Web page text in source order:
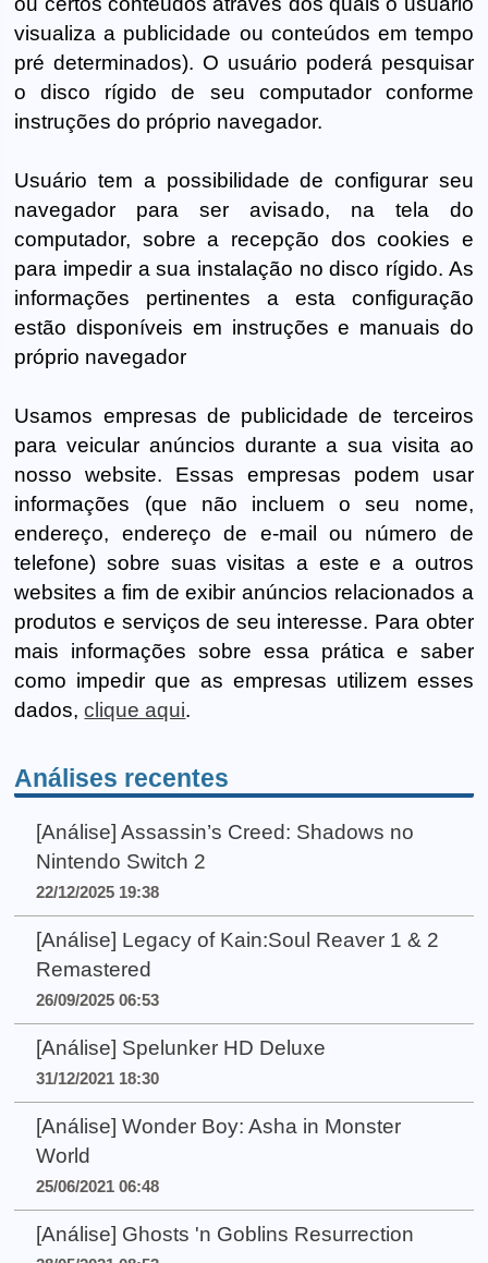
visualiza a publicidade ou conteúdos em tempo
pré determinados). O usuário poderá pesquisar
o disco rígido de seu computador conforme
instruções do próprio navegador.
Usuário tem a possibilidade de configurar seu
navegador para ser avisado, na tela do
computador, sobre a recepção dos cookies e
para impedir a sua instalação no disco rígido. As
informações pertinentes a esta configuração
estão disponíveis em instruções e manuais do
próprio navegador
Usamos empresas de publicidade de terceiros
para veicular anúncios durante a sua visita ao
nosso website. Essas empresas podem usar
informações (que não incluem o seu nome,
endereço, endereço de e-mail ou número de
telefone) sobre suas visitas a este e a outros
websites a fim de exibir anúncios relacionados a
produtos e serviços de seu interesse. Para obter
mais informações sobre essa prática e saber
como impedir que as empresas utilizem esses
dados,clique aqui.
Análises recentes
[Análise] Assassin’s Creed: Shadows no
Nintendo Switch 2
22/12/2025 19:38
[Análise] Legacy of Kain:Soul Reaver 1 & 2
Remastered
26/09/2025 06:53
[Análise] Spelunker HD Deluxe
31/12/2021 18:30
[Análise] Wonder Boy: Asha in Monster
World
25/06/2021 06:48
[Análise] Ghosts 'n Goblins Resurrection